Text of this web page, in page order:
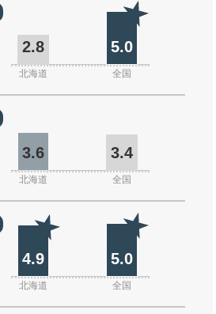
2.8 5.0
北海道 全国
3.6 3.4
北海道 全国
4.9 5.0
北海道 全国